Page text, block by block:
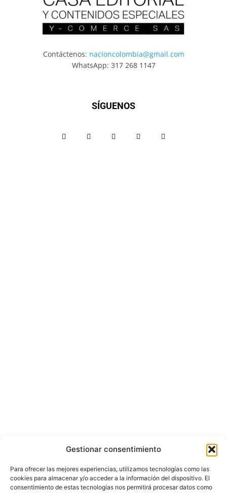
Gestionar consentimiento
Para ofrecer las mejores experiencias, utilizamos tecnologías como las
cookies para almacenar y/o acceder a la información del dispositivo. El
consentimiento de estas tecnologías nos permitirá procesar datos como
Contáctenos: nacioncolombia@gmail.com
WhatsApp: 317 268 1147
SÍGUENOS